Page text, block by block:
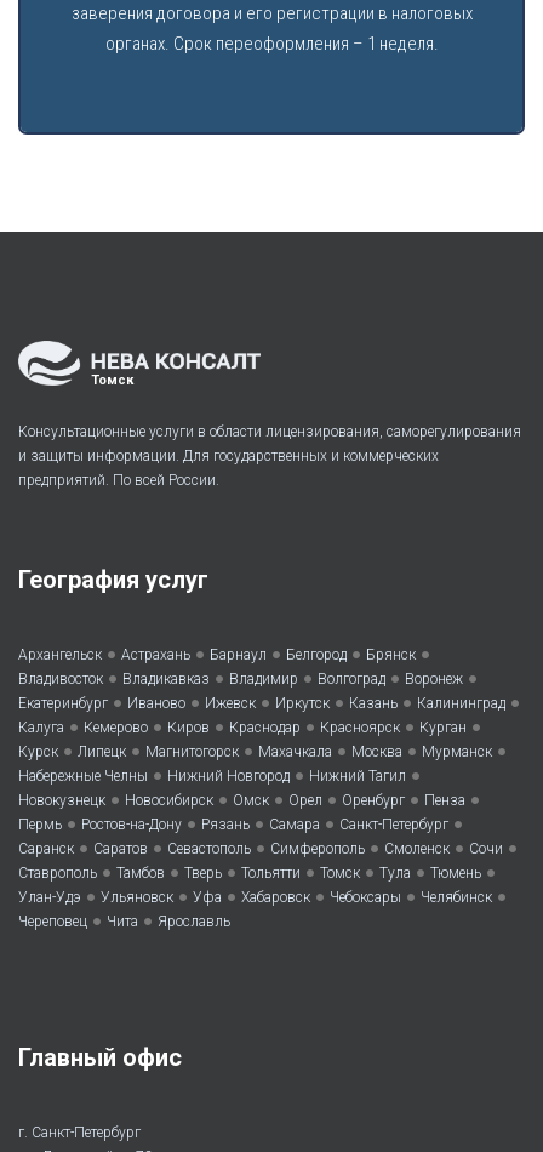
заверения договора и его регистрации в налоговых
органах. Срок переоформления – 1 неделя.
Томск
Консультационные услуги в области лицензирования, саморегулирования
и защиты информации. Для государственных и коммерческих
предприятий. По всей России.
География услуг
Архангельск • Астрахань • Барнаул • Белгород • Брянск •
Владивосток • Владикавказ • Владимир • Волгоград • Воронеж •
Екатеринбург • Иваново • Ижевск • Иркутск • Казань • Калининград •
Калуга • Кемерово • Киров • Краснодар • Красноярск • Курган •
Курск • Липецк • Магнитогорск • Махачкала • Москва • Мурманск •
Набережные Челны • Нижний Новгород • Нижний Тагил •
Новокузнецк • Новосибирск • Омск • Орел • Оренбург • Пенза •
Пермь • Ростов-на-Дону • Рязань • Самара • Санкт-Петербург •
Саранск • Саратов • Севастополь • Симферополь • Смоленск • Сочи •
Ставрополь • Тамбов • Тверь • Тольятти • Томск • Тула • Тюмень •
Улан-Удэ • Ульяновск • Уфа • Хабаровск • Чебоксары • Челябинск •
Череповец • Чита • Ярославль
Главный офис
г. Санкт-Петербург